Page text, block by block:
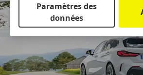
Paramètres des
données